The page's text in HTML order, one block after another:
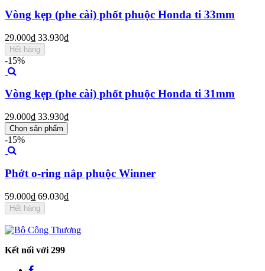
Vòng kẹp (phe cài) phốt phuộc Honda ti 33mm
29.000₫ 33.930₫
Hết hàng
-15%
Vòng kẹp (phe cài) phốt phuộc Honda ti 31mm
29.000₫ 33.930₫
Chọn sản phẩm
-15%
Phớt o-ring nắp phuộc Winner
59.000₫ 69.030₫
Hết hàng
Kết nối với 299